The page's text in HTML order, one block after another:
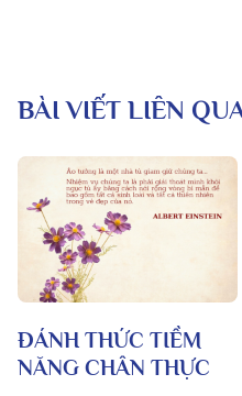
BÀI VIẾT LIÊN
ĐÁNH THỨC TIỀM
NĂNG CHÂN THỰC